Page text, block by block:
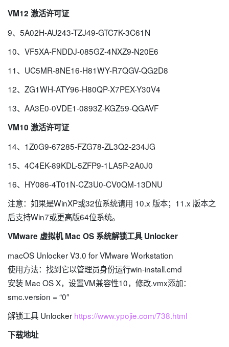
VM12 激活许可证
9、5A02H-AU243-TZJ49-GTC7K-3C61N
10、VF5XA-FNDDJ-085GZ-4NXZ9-N20E6
11、UC5MR-8NE16-H81WY-R7QGV-QG2D8
12、ZG1WH-ATY96-H80QP-X7PEX-Y30V4
13、AA3E0-0VDE1-0893Z-KGZ59-QGAVF
VM10 激活许可证
14、1Z0G9-67285-FZG78-ZL3Q2-234JG
15、4C4EK-89KDL-5ZFP9-1LA5P-2A0J0
16、HY086-4T01N-CZ3U0-CV0QM-13DNU
注意：如果是WinXP或32位系统请用 10.x 版本；11.x 版本之
后支持Win7或更高版64位系统。
VMware 虚拟机 Mac OS 系统解锁工具 Unlocker
macOS Unlocker V3.0 for VMware Workstation
使用方法：找到它以管理员身份运行win-install.cmd
安装 Mac OS X，设置VM兼容性10，修改.vmx添加：
smc.version = “0″
解锁工具 Unlocker https://www.ypojie.com/738.html
下载地址